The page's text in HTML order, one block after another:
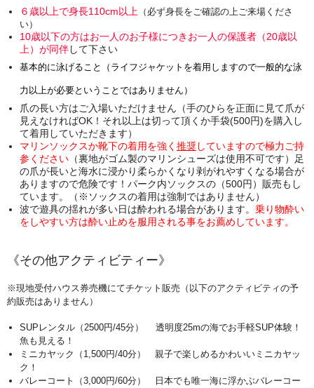
６歳以上で身長110cm以上 （必ず身長をご確認の上ご来場くださ
い）
10歳以下の方はお一人のお子様につきお一人の保護者（20歳以
上）が同伴して下さい
基本的に泳げること（ライフジャケットを着用しますので一般的な泳
力以上が必要ということではありません）
爪の長い方はご入場いただけません（手のひらを正面に見て爪が
見えなければOK！それ以上は切って頂くか手袋(500円)を購入し
て着用していただきます）
マリンソックスか靴下の着用を強く 推奨していますので極力ご持
参ください （裏地がゴム製のマリンシューズは使用不可です）足
の爪が長いと海水に浸かり柔らかくなり剥がれやすくなる場合が
ありますので危険です！パーク内ソックスの（500円）販売もし
ています。（※ソックスの着用は強制ではありません）
波で遊具の揺れが多い日は酔われる場合があります。 乗り物酔い
をしやすい方は酔い止めを服用される事をお薦めしています。
《その他アクティビティー》
※現地受付ハウス券売機にてチケット販売（以下のアクティビティの予
約販売はありません）
SUPレンタル（2500円/45分） 透明度25mの海でお手軽SUP体験！
魚も見える！
ミニカヤック
（1,500円/40分） 親子で楽しめるかわいいミニカヤッ
ク！
バレーコート
（3,000円/60分） 日本でも唯一海に浮かぶバレーコー